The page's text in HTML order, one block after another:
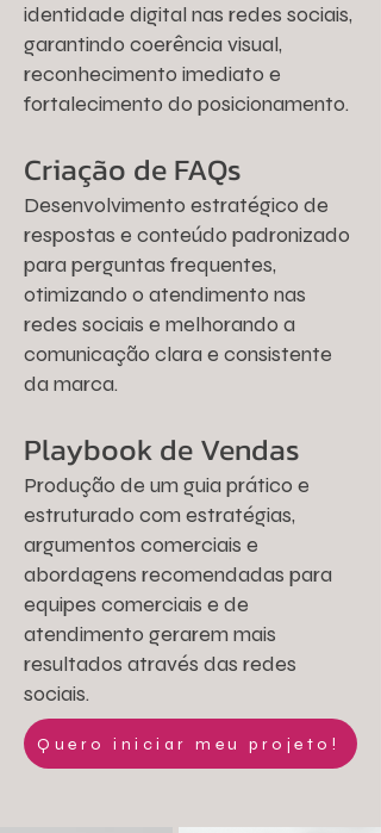
identidade digital nas redes sociais,
garantindo coerência visual,
reconhecimento imediato e
fortalecimento do posicionamento.
Criação de FAQs
Desenvolvimento estratégico de
respostas e conteúdo padronizado
para perguntas frequentes,
otimizando o atendimento nas
redes sociais e melhorando a
comunicação clara e consistente
da marca.
Playbook de Vendas
Produção de um guia prático e
estruturado com estratégias,
argumentos comerciais e
abordagens recomendadas para
equipes comerciais e de
atendimento gerarem mais
resultados através das redes
sociais.
Quero iniciar meu projeto!